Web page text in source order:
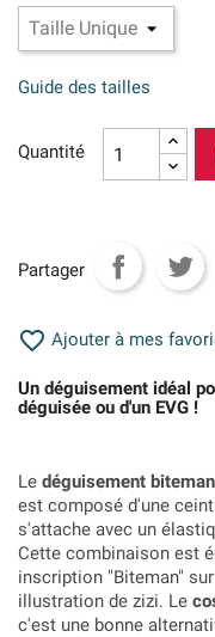
Guide des tailles
Quantité
Partager
 Ajouter à mes
Un déguisement idéal
déguisée ou d'un EVG !
Le déguisement biteman
est composé d'une
s'attache avec un
Cette combinaison est
inscription "Biteman"
illustration de zizi. Le
c'est une bonne